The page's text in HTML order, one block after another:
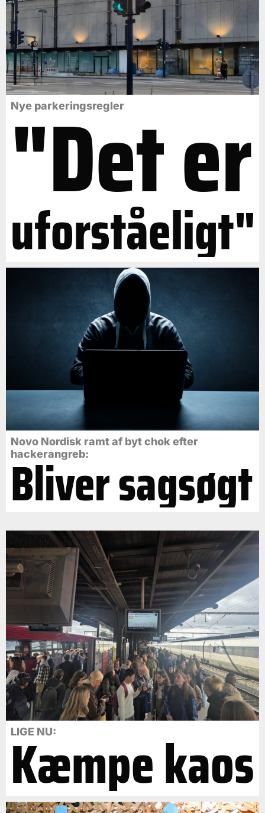
Nye parkeringsregler
"Det er
uforståeligt"
Novo Nordisk ramt af byt chok efter
hackerangreb:
Bliver sagsøgt
LIGE NU:
Kæmpe kaos